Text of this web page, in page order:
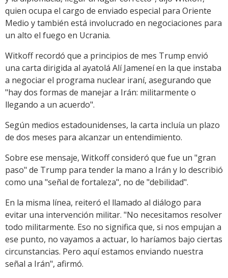
quien ocupa el cargo de enviado especial para Oriente
Medio y también está involucrado en negociaciones para
un alto el fuego en Ucrania.
Witkoff recordó que a principios de mes Trump envió
una carta dirigida al ayatolá Alí Jameneí en la que instaba
a negociar el programa nuclear iraní, asegurando que
"hay dos formas de manejar a Irán: militarmente o
llegando a un acuerdo".
Según medios estadounidenses, la carta incluía un plazo
de dos meses para alcanzar un entendimiento.
Sobre ese mensaje, Witkoff consideró que fue un "gran
paso" de Trump para tender la mano a Irán y lo describió
como una "señal de fortaleza", no de "debilidad".
En la misma línea, reiteró el llamado al diálogo para
evitar una intervención militar. "No necesitamos resolver
todo militarmente. Eso no significa que, si nos empujan a
ese punto, no vayamos a actuar, lo haríamos bajo ciertas
circunstancias. Pero aquí estamos enviando nuestra
señal a Irán", afirmó.